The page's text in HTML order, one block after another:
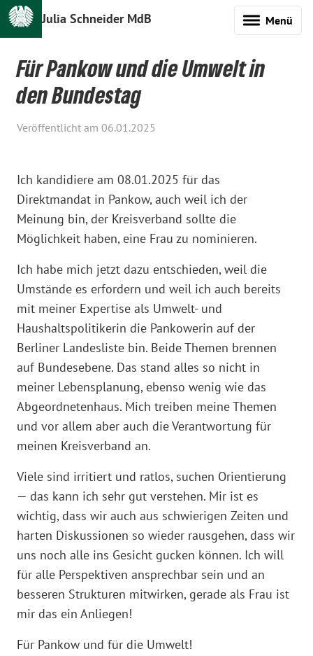
Julia Schneider MdB Menü
Für Pankow und die Umwelt in
den Bundestag
Veröffentlicht am 06.01.2025
Ich kandidiere am 08.01.2025 für das
Direktmandat in Pankow, auch weil ich der
Meinung bin, der Kreisverband sollte die
Möglichkeit haben, eine Frau zu nominieren.
Ich habe mich jetzt dazu entschieden, weil die
Umstände es erfordern und weil ich auch bereits
mit meiner Expertise als Umwelt- und
Haushaltspolitikerin die Pankowerin auf der
Berliner Landesliste bin. Beide Themen brennen
auf Bundesebene. Das stand alles so nicht in
meiner Lebensplanung, ebenso wenig wie das
Abgeordnetenhaus. Mich treiben meine Themen
und vor allem aber auch die Verantwortung für
meinen Kreisverband an.
Viele sind irritiert und ratlos, suchen Orientierung
— das kann ich sehr gut verstehen. Mir ist es
wichtig, dass wir auch aus schwierigen Zeiten und
harten Diskussionen so wieder rausgehen, dass wir
uns noch alle ins Gesicht gucken können. Ich will
für alle Perspektiven ansprechbar sein und an
besseren Strukturen mitwirken, gerade als Frau ist
mir das ein Anliegen!
Für Pankow und für die Umwelt!